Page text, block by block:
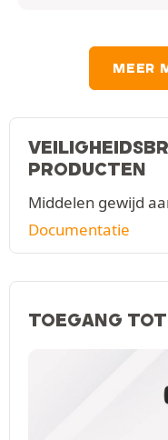
MEER
PRODUCTEN
Middelen gewijd
Documentatie
TOEGANG